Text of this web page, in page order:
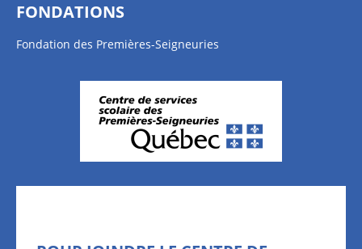
FONDATIONS
Fondation des Premières-Seigneuries